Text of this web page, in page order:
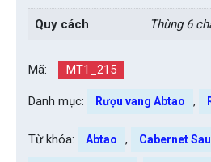
Quy cách Thùng 6
Mã: MT1_215
Danh mục: Rượu vang Abtao ,
Từ khóa: Abtao , Cabernet